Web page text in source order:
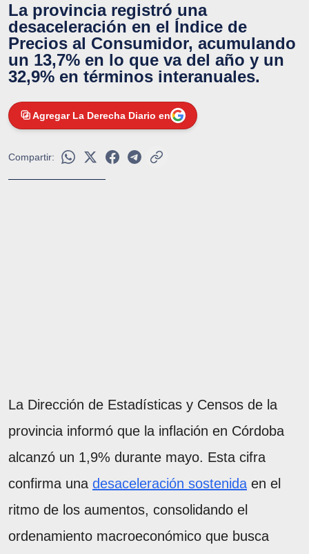
La provincia registró una
desaceleración en el Índice de
Precios al Consumidor, acumulando
un 13,7% en lo que va del año y un
32,9% en términos interanuales.
Agregar La Derecha Diario en
Compartir:
La Dirección de Estadísticas y Censos de la
provincia informó que la inflación en Córdoba
alcanzó un 1,9% durante mayo. Esta cifra
confirma una desaceleración sostenida en el
ritmo de los aumentos, consolidando el
ordenamiento macroeconómico que busca